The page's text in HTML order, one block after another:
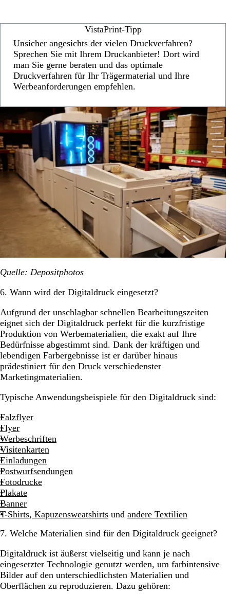
VistaPrint-Tipp
Unsicher angesichts der vielen Druckverfahren?
Sprechen Sie mit Ihrem Druckanbieter! Dort wird
man Sie gerne beraten und das optimale
Druckverfahren für Ihr Trägermaterial und Ihre
Werbeanforderungen empfehlen.
Quelle: Depositphotos
6. Wann wird der Digitaldruck eingesetzt?
Aufgrund der unschlagbar schnellen Bearbeitungszeiten
eignet sich der Digitaldruck perfekt für die kurzfristige
Produktion von Werbematerialien, die exakt auf Ihre
Bedürfnisse abgestimmt sind. Dank der kräftigen und
lebendigen Farbergebnisse ist er darüber hinaus
prädestiniert für den Druck verschiedenster
Marketingmaterialien.
Typische Anwendungsbeispiele für den Digitaldruck sind:
Falzflyer
Flyer
Werbeschriften
Visitenkarten
Einladungen
Postwurfsendungen
Fotodrucke
Plakate
Banner
T-Shirts, Kapuzensweatshirts und andere Textilien
7. Welche Materialien sind für den Digitaldruck geeignet?
Digitaldruck ist äußerst vielseitig und kann je nach
eingesetzter Technologie genutzt werden, um farbintensive
Bilder auf den unterschiedlichsten Materialien und
Oberflächen zu reproduzieren. Dazu gehören: